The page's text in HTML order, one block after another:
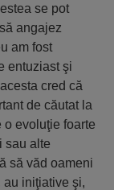
se pot
angajez
am fost
entuziast şi
cred că
de căutat la
o evoluţie foarte
sau alte
să văd oameni
au iniţiative şi,